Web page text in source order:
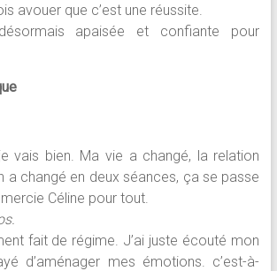
avouer que c’est une réussite.
apaisée et confiante pour
vais bien. Ma vie a changé, la relation
a changé en deux séances, ça se passe
Céline pour tout.
fait de régime. J’ai juste écouté mon
d’aménager mes émotions. c’est-à-